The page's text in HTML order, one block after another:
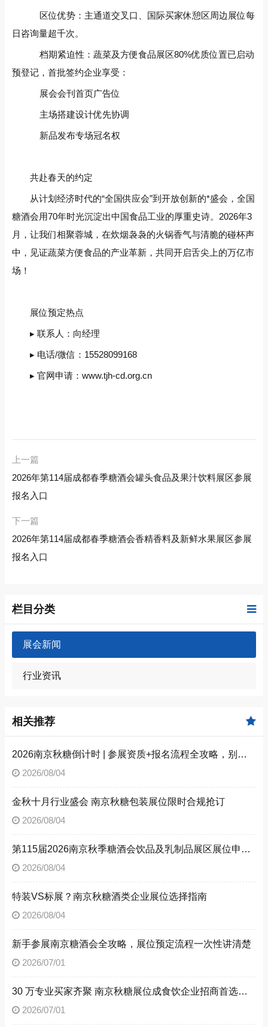
区位优势‌：主通道交叉口、国际买家休憩区周边展位每
日咨询量超千次。
档期紧迫性‌：蔬菜及方便食品展区‌80%优质位置已启动
预登记‌，首批签约企业享受：
展会会刊首页广告位
主场搭建设计优先协调
新品发布专场冠名权
共赴春天的约定‌
从计划经济时代的“全国供应会”到开放创新的*盛会，全国
糖酒会用70年时光沉淀出中国食品工业的厚重史诗。2026年3
月，让我们相聚蓉城，在炊烟袅袅的火锅香气与清脆的碰杯声
中，见证蔬菜方便食品的产业革新，共同开启舌尖上的万亿市
场！
展位预定热点‌
▸ 联系人：向经理
▸ 电话/微信：15528099168
▸ 官网申请：www.tjh-cd.org.cn
上一篇
2026年第114届成都春季糖酒会罐头食品及果汁饮料展区参展
报名入口
下一篇
2026年第114届成都春季糖酒会香精香料及新鲜水果展区参展
报名入口
栏目分类
展会新闻
行业资讯
相关推荐
2026南京秋糖倒计时 | 参展资质+报名流程全攻略，别因手续不全错失良机（附材料清单）
2026/08/04
金秋十月行业盛会 南京秋糖包装展位限时合规抢订
2026/08/04
第115届2026南京秋季糖酒会饮品及乳制品展区展位申请技巧
2026/08/04
特装VS标展？南京秋糖酒类企业展位选择指南
2026/08/04
新手参展南京糖酒会全攻略，展位预定流程一次性讲清楚
2026/07/01
30 万专业买家齐聚 南京秋糖展位成食饮企业招商首选阵地
2026/07/01